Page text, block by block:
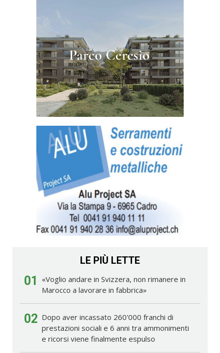
LE PIÙ LETTE
01
«Voglio andare in Svizzera, non rimanere in
Marocco a lavorare in fabbrica»
02 Dopo aver incassato 260'000 franchi di
prestazioni sociali e 6 anni tra ammonimenti
e ricorsi viene finalmente espulso